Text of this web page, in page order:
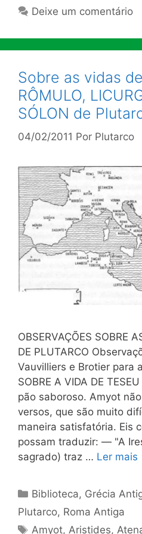
Deixe um comentário
Sobre as vidas
RÔMULO,
SÓLON de
04/02/2011 Por Plutarco
OBSERVAÇÕES SOBRE
DE PLUTARCO
Vauvilliers e Brotier para
SOBRE A VIDA DE
pão saboroso. Amyot
versos, que são muito
maneira satisfatória. Eis
possam traduzir: — "A
sagrado) traz … Ler mais
Categorias
Biblioteca, Grécia
Plutarco, Roma Antiga
Tags
Amyot, Aristides,